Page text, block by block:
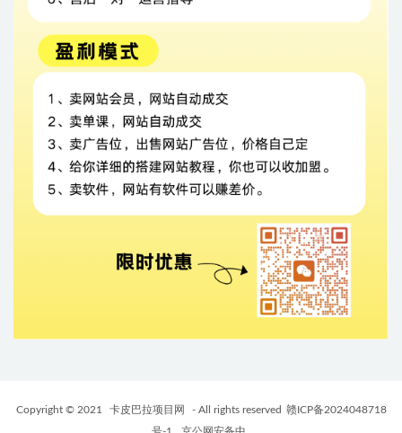
Copyright © 2021 卡皮巴拉项目网 - All rights reserved
赣ICP备2024048718
号-1
京公网安备中